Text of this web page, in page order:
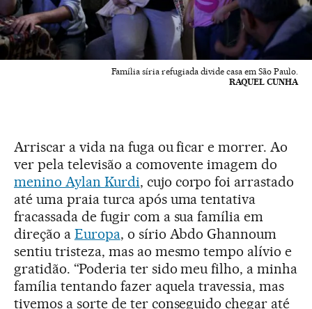
Família síria refugiada divide casa em São Paulo.
RAQUEL CUNHA
Arriscar a vida na fuga ou ficar e morrer. Ao
ver pela televisão a comovente imagem do
menino Aylan Kurdi, cujo corpo foi arrastado
até uma praia turca após uma tentativa
fracassada de fugir com a sua família em
direção a Europa, o sírio Abdo Ghannoum
sentiu tristeza, mas ao mesmo tempo alívio e
gratidão. “Poderia ter sido meu filho, a minha
família tentando fazer aquela travessia, mas
tivemos a sorte de ter conseguido chegar até